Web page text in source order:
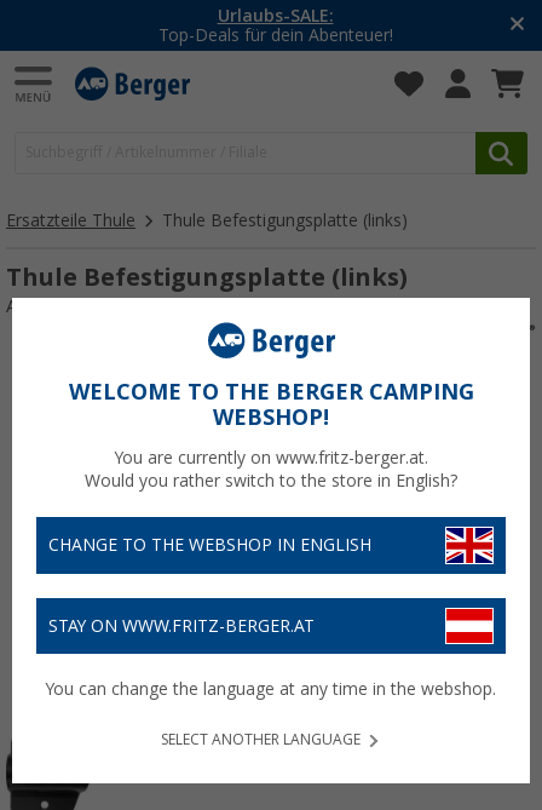
Urlaubs-SALE:
Top-Deals für dein Abenteuer!
Ersatzteile Thule Thule Befestigungsplatte (links)
Thule Befestigungsplatte (links)
Art.-Nr.: 116873
WELCOME TO THE BERGER CAMPING
WEBSHOP!
You are currently on www.fritz-berger.at.
Would you rather switch to the store in English?
CHANGE TO THE WEBSHOP IN ENGLISH
STAY ON WWW.FRITZ-BERGER.AT
You can change the language at any time in the webshop.
SELECT ANOTHER LANGUAGE